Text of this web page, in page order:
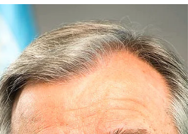
Conferencia Nuestro Océano dejó al
descubierto una creciente disputa sobre el
futuro de los océanos en la lucha contra el
cambio climático: mientras gobiernos e
instituciones anunciaron nuevas
para impulsar la eliminación de dióxido de
carbono marino (mCDR, por sus siglas en
inglés), organizaciones de la sociedad civil